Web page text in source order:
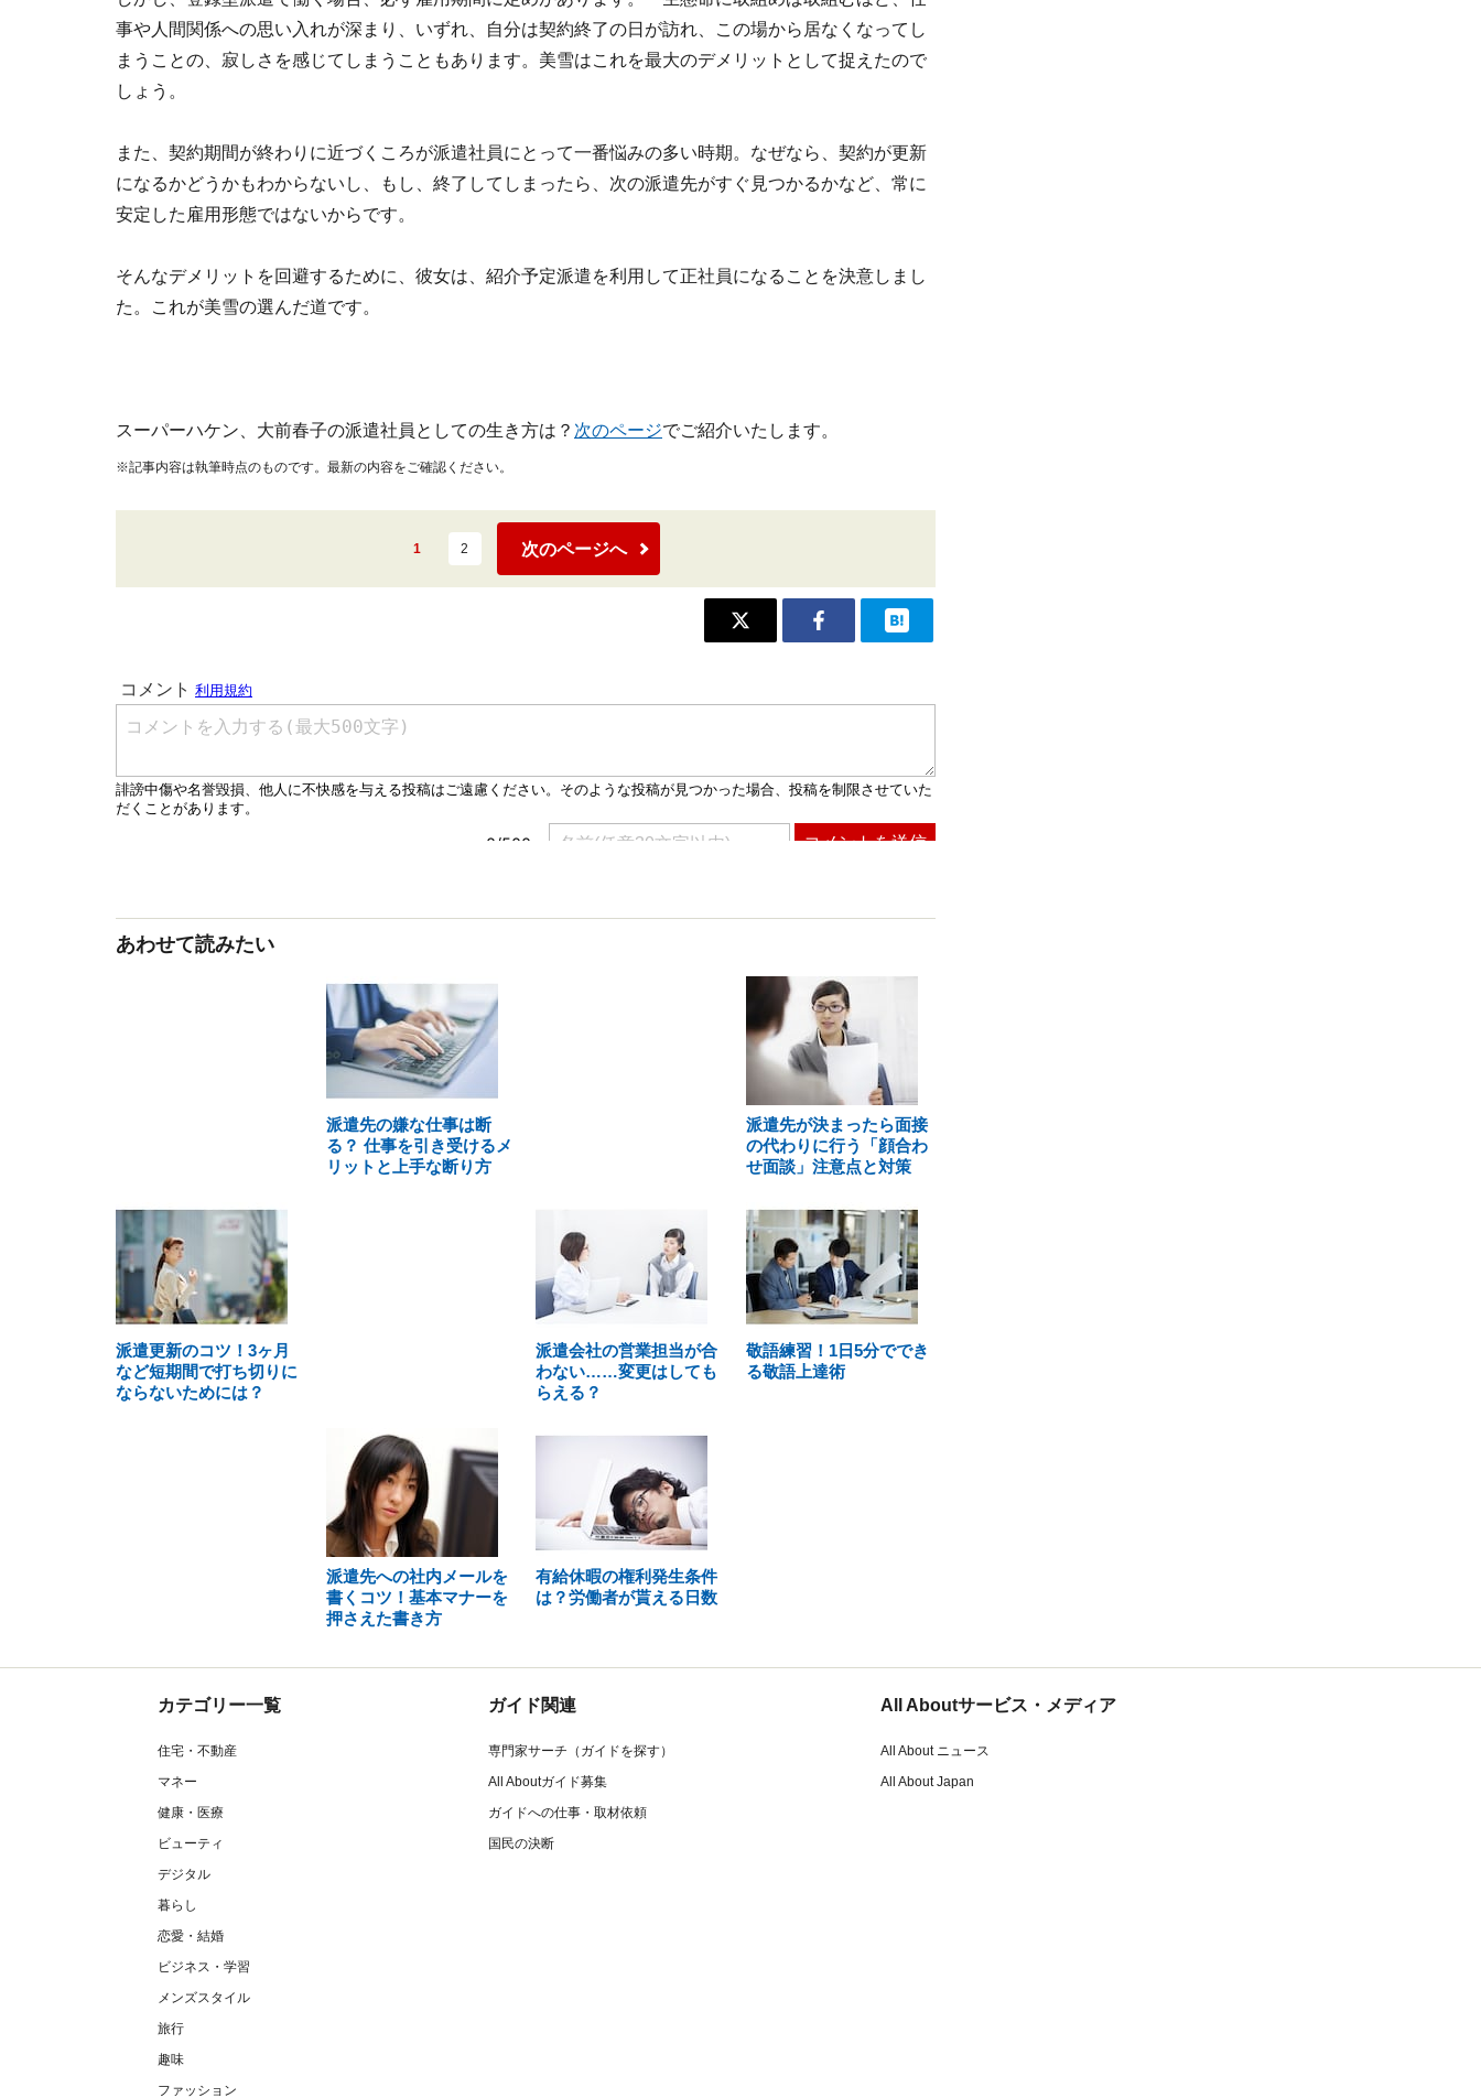
事や人間関係への思い入れが深まり、いずれ、自分は契約終了の日が訪れ、この場から居なくなってし
まうことの、寂しさを感じてしまうこともあります。美雪はこれを最大のデメリットとして捉えたので
しょう。
また、契約期間が終わりに近づくころが派遣社員にとって一番悩みの多い時期。なぜなら、契約が更新
になるかどうかもわからないし、もし、終了してしまったら、次の派遣先がすぐ見つかるかなど、常に
安定した雇用形態ではないからです。
そんなデメリットを回避するために、彼女は、紹介予定派遣を利用して正社員になることを決意しまし
た。これが美雪の選んだ道です。
スーパーハケン、大前春子の派遣社員としての生き方は？ 次のページでご紹介いたします。
※記事内容は執筆時点のものです。最新の内容をご確認ください。
1 2 次のページへ
あわせて読みたい
派遣先の嫌な仕事は断
る？ 仕事を引き受けるメ
リットと上手な断り方
派遣先が決まったら面接
の代わりに行う「顔合わ
せ面談」注意点と対策
派遣更新のコツ！3ヶ月
など短期間で打ち切りに
ならないためには？
派遣会社の営業担当が合
わない……変更はしても
らえる？
敬語練習！1日5分ででき
る敬語上達術
派遣先への社内メールを
書くコツ！基本マナーを
押さえた書き方
有給休暇の権利発生条件
は？労働者が貰える日数
カテゴリー一覧
住宅・不動産
マネー
健康・医療
ビューティ
デジタル
暮らし
恋愛・結婚
ビジネス・学習
メンズスタイル
旅行
趣味
ファッション
ガイド関連
専門家サーチ（ガイドを探す）
All Aboutガイド募集
ガイドへの仕事・取材依頼
国民の決断
All Aboutサービス・メディア
All About ニュース
All About Japan